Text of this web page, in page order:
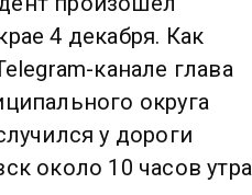
4 декабря. Как
канале глава
округа
у дороги
около 10 часов